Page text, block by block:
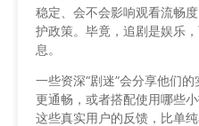
稳定、会不会影响观看流畅
护政策。毕竟，追剧是娱乐
息。
一些资深“剧迷”会分享他们
更通畅，或者搭配使用哪些
这些真实用户的反馈，比单